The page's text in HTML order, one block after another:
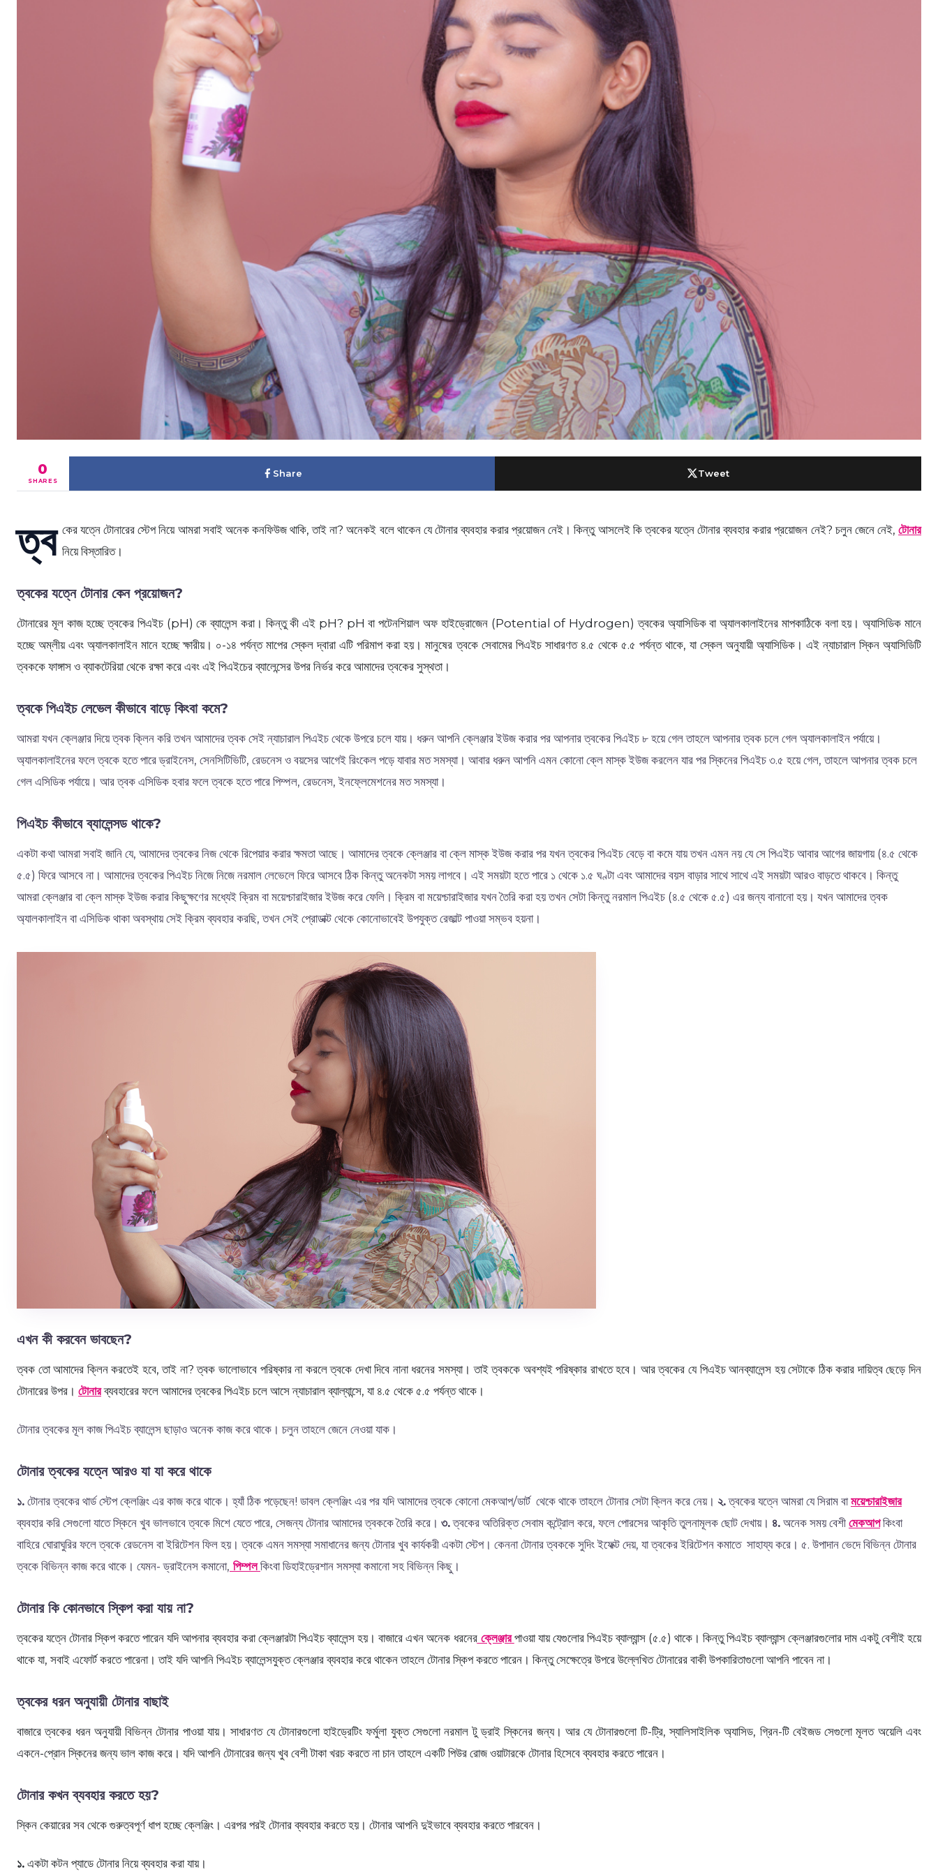
0
SHARES
Share Tweet
ত্ব কের যত্নে টোনারের স্টেপ নিয়ে আমরা সবাই অনেক কনফিউজ থাকি, তাই না? অনেকই বলে থাকেন যে টোনার ব্যবহার করার প্রয়োজন নেই। কিন্তু আসলেই কি ত্বকের যত্নে টোনার ব্যবহার করার প্রয়োজন নেই? চলুন জেনে নেই, টোনার
নিয়ে বিস্তারিত।
ত্বকের যত্নে টোনার কেন প্রয়োজন?
টোনারের মূল কাজ হচ্ছে ত্বকের পিএইচ (pH) কে ব্যালেন্স করা। কিন্তু কী এই pH? pH বা পটেনশিয়াল অফ হাইড্রোজেন (Potential of Hydrogen) ত্বকের অ্যাসিডিক বা অ্যালকালাইনের মাপকাঠিকে বলা হয়। অ্যাসিডিক মানে
হচ্ছে অম্লীয় এবং অ্যালকালাইন মানে হচ্ছে ক্ষারীয়। ০-১৪ পর্যন্ত মাপের স্কেল দ্বারা এটি পরিমাপ করা হয়। মানুষের ত্বকে সেবামের পিএইচ সাধারণত ৪.৫ থেকে ৫.৫ পর্যন্ত থাকে, যা স্কেল অনুযায়ী অ্যাসিডিক। এই ন্যাচারাল স্কিন অ্যাসিডিটি
ত্বককে ফাঙ্গাস ও ব্যাকটেরিয়া থেকে রক্ষা করে এবং এই পিএইচের ব্যালেন্সের উপর নির্ভর করে আমাদের ত্বকের সুস্থতা।
ত্বকে পিএইচ লেভেল কীভাবে বাড়ে কিংবা কমে?
আমরা যখন ক্লেঞ্জার দিয়ে ত্বক ক্লিন করি তখন আমাদের ত্বক সেই ন্যাচারাল পিএইচ থেকে উপরে চলে যায়। ধরুন আপনি ক্লেঞ্জার ইউজ করার পর আপনার ত্বকের পিএইচ ৮ হয়ে গেল তাহলে আপনার ত্বক চলে গেল অ্যালকালাইন পর্যায়ে।
অ্যালকালাইনের ফলে ত্বকে হতে পারে ড্রাইনেস, সেনসিটিভিটি, রেডনেস ও বয়সের আগেই রিংকেল পড়ে যাবার মত সমস্যা। আবার ধরুন আপনি এমন কোনো ক্লে মাস্ক ইউজ করলেন যার পর স্কিনের পিএইচ ৩.৫ হয়ে গেল, তাহলে আপনার ত্বক চলে
গেল এসিডিক পর্যায়ে। আর ত্বক এসিডিক হবার ফলে ত্বকে হতে পারে পিম্পল, রেডনেস, ইনফ্লেমেশনের মত সমস্যা।
পিএইচ কীভাবে ব্যালেন্সড থাকে?
একটা কথা আমরা সবাই জানি যে, আমাদের ত্বকের নিজ থেকে রিপেয়ার করার ক্ষমতা আছে। আমাদের ত্বকে ক্লেঞ্জার বা ক্লে মাস্ক ইউজ করার পর যখন ত্বকের পিএইচ বেড়ে বা কমে যায় তখন এমন নয় যে সে পিএইচ আবার আগের জায়গায় (৪.৫ থেকে
৫.৫) ফিরে আসবে না। আমাদের ত্বকের পিএইচ নিজে নিজে নরমাল লেভেলে ফিরে আসবে ঠিক কিন্তু অনেকটা সময় লাগবে। এই সময়টা হতে পারে ১ থেকে ১.৫ ঘণ্টা এবং আমাদের বয়স বাড়ার সাথে সাথে এই সময়টা আরও বাড়তে থাকবে। কিন্তু
আমরা ক্লেঞ্জার বা ক্লে মাস্ক ইউজ করার কিছুক্ষণের মধ্যেই ক্রিম বা ময়েশ্চারাইজার ইউজ করে ফেলি। ক্রিম বা ময়েশ্চারাইজার যখন তৈরি করা হয় তখন সেটা কিন্তু নরমাল পিএইচ (৪.৫ থেকে ৫.৫) এর জন্য বানানো হয়। যখন আমাদের ত্বক
অ্যালকালাইন বা এসিডিক থাকা অবস্থায় সেই ক্রিম ব্যবহার করছি, তখন সেই প্রোডাক্ট থেকে কোনোভাবেই উপযুক্ত রেজাল্ট পাওয়া সম্ভব হয়না।
এখন কী করবেন ভাবছেন?
ত্বক তো আমাদের ক্লিন করতেই হবে, তাই না? ত্বক ভালোভাবে পরিষ্কার না করলে ত্বকে দেখা দিবে নানা ধরনের সমস্যা। তাই ত্বককে অবশ্যই পরিষ্কার রাখতে হবে। আর ত্বকের যে পিএইচ আনব্যালেন্স হয় সেটাকে ঠিক করার দায়িত্ব ছেড়ে দিন
টোনারের উপর। টোনারব্যবহারের ফলে আমাদের ত্বকের পিএইচ চলে আসে ন্যাচারাল ব্যাল্যান্সে, যা ৪.৫ থেকে ৫.৫ পর্যন্ত থাকে।
টোনার ত্বকের মূল কাজ পিএইচ ব্যালেন্স ছাড়াও অনেক কাজ করে থাকে। চলুন তাহলে জেনে নেওয়া যাক।
টোনার ত্বকের যত্নে আরও যা যা করে থাকে
১. টোনার ত্বকের থার্ড স্টেপ ক্লেঞ্জিং এর কাজ করে থাকে। হ্যাঁ ঠিক পড়েছেন! ডাবল ক্লেঞ্জিং এর পর যদি আমাদের ত্বকে কোনো মেকআপ/ডার্ট থেকে থাকে তাহলে টোনার সেটা ক্লিন করে নেয়। ২.ত্বকের যত্নে আমরা যে সিরাম বাময়েশ্চারাইজার
ব্যবহার করি সেগুলো যাতে স্কিনে খুব ভালভাবে ত্বকে মিশে যেতে পারে, সেজন্য টোনার আমাদের ত্বককে তৈরি করে। ৩.ত্বকের অতিরিক্ত সেবাম কন্ট্রোল করে, ফলে পোরসের আকৃতি তুলনামূলক ছোট দেখায়। ৪. অনেক সময় বেশী মেকআপকিংবা
বাহিরে ঘোরাঘুরির ফলে ত্বকে রেডনেস বা ইরিটেশন ফিল হয়। ত্বকে এমন সমস্যা সমাধানের জন্য টোনার খুব কার্যকরী একটা স্টেপ। কেননা টোনার ত্বককে সুদিং ইফেক্ট দেয়, যা ত্বকের ইরিটেশন কমাতে সাহায্য করে। ৫. উপাদান ভেদে বিভিন্ন টোনার
ত্বকে বিভিন্ন কাজ করে থাকে। যেমন- ড্রাইনেস কমানো, পিম্পল কিংবা ডিহাইড্রেশান সমস্যা কমানো সহ বিভিন্ন কিছু।
টোনার কি কোনভাবে স্কিপ করা যায় না?
ত্বকের যত্নে টোনার স্কিপ করতে পারেন যদি আপনার ব্যবহার করা ক্লেঞ্জারটা পিএইচ ব্যালেন্স হয়। বাজারে এখন অনেক ধরনেরক্লেঞ্জার পাওয়া যায় যেগুলোর পিএইচ ব্যাল্যান্স (৫.৫) থাকে। কিন্তু পিএইচ ব্যাল্যান্স ক্লেঞ্জারগুলোর দাম একটু বেশীই হয়ে
থাকে যা, সবাই এফোর্ট করতে পারেনা। তাই যদি আপনি পিএইচ ব্যালেন্সযুক্ত ক্লেঞ্জার ব্যবহার করে থাকেন তাহলে টোনার স্কিপ করতে পারেন। কিন্তু সেক্ষেত্রে উপরে উল্লেখিত টোনারের বাকী উপকারিতাগুলো আপনি পাবেন না।
ত্বকের ধরন অনুযায়ী টোনার বাছাই
বাজারে ত্বকের ধরন অনুযায়ী বিভিন্ন টোনার পাওয়া যায়। সাধারণত যে টোনারগুলো হাইড্রেটিং ফর্মুলা যুক্ত সেগুলো নরমাল টু ড্রাই স্কিনের জন্য। আর যে টোনারগুলো টি-ট্রি, স্যালিসাইলিক অ্যাসিড, গ্রিন-টি বেইজড সেগুলো মূলত অয়েলি এবং
একনে-প্রোন স্কিনের জন্য ভাল কাজ করে। যদি আপনি টোনারের জন্য খুব বেশী টাকা খরচ করতে না চান তাহলে একটি পিউর রোজ ওয়াটারকে টোনার হিসেবে ব্যবহার করতে পারেন।
টোনার কখন ব্যবহার করতে হয়?
স্কিন কেয়ারের সব থেকে গুরুত্বপূর্ণ ধাপ হচ্ছে ক্লেঞ্জিং। এরপর পরই টোনার ব্যবহার করতে হয়। টোনার আপনি দুইভাবে ব্যবহার করতে পারবেন।
১. একটা কটন প্যাডে টোনার নিয়ে ব্যবহার করা যায়।